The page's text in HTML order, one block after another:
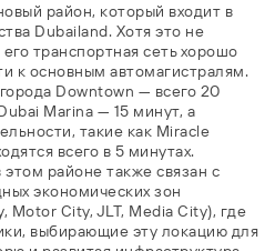
район, который входит в
Dubailand. Хотя это не
транспортная сеть хорошо
к основным автомагистралям.
Downtown — всего 20
Marina — 15 минут, а
такие как Miracle
всего в 5 минутах.
районе также связан с
экономических зон
Motor City, JLT, Media City), где
выбирающие эту локацию для